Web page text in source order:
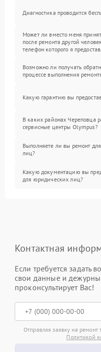
Диагностика проводится
Может ли вместо меня
после ремонта другой
телефон которого я
Возможно ли получать
процессе выполнения
Какую гарантию вы
В каких районах Череповца
сервисные центры Olympus?
Выполняете ли вы ремонт
лиц?
Какую документацию вы
для юридических лиц?
Контактная
Если требуется задать
свои данные и
проконсультирует Вас!
Отправляя заявку на
Политикой